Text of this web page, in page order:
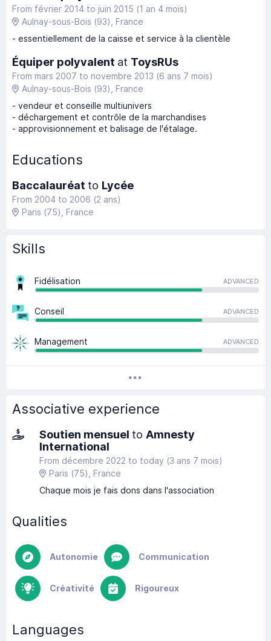
From février 2014 to juin 2015 (1 an 4 mois)
Aulnay-sous-Bois (93) , France
- essentiellement de la caisse et service à la clientèle
Équiper polyvalent at ToysRUs
From mars 2007 to novembre 2013 (6 ans 7 mois)
Aulnay-sous-Bois (93) , France
- vendeur et conseille multiunivers
- déchargement et contrôle de la marchandises
- approvisionnement et balisage de l'étalage.
Educations
Baccalauréat to Lycée
From 2004 to 2006 (2 ans)
Paris (75) , France
Skills
Fidélisation ADVANCED
Conseil ADVANCED
Management ADVANCED
Associative experience
Soutien mensuel to Amnesty
International
From décembre 2022 to today (3 ans 7 mois)
Paris (75) , France
Chaque mois je fais dons dans l'association
Qualities
Autonomie Communication
Créativité Rigoureux
Languages